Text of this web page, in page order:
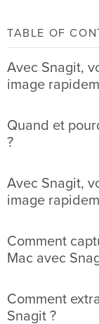
TABLE OF
Avec Snagit,
image
Quand et
?
Avec Snagit,
image
Comment
Mac avec
Comment
Snagit ?